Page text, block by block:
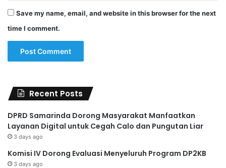
Save my name, email, and website in this browser for the next
time I comment.
Recent Posts
DPRD Samarinda Dorong Masyarakat Manfaatkan
Layanan Digital untuk Cegah Calo dan Pungutan Liar
3 days ago
Komisi IV Dorong Evaluasi Menyeluruh Program DP2KB
3 days ago